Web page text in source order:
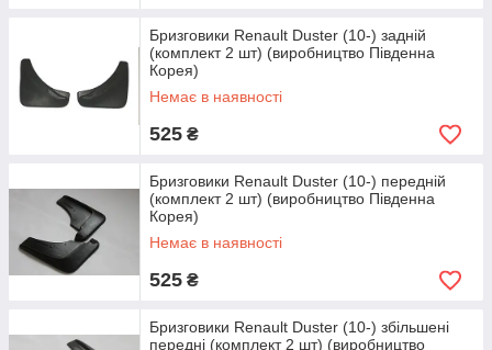
Бризговики Renault Duster (10-) задній
(комплект 2 шт) (виробництво Південна
Корея)
Немає в наявності
525 ₴
Бризговики Renault Duster (10-) передній
(комплект 2 шт) (виробництво Південна
Корея)
Немає в наявності
525 ₴
Бризговики Renault Duster (10-) збільшені
передні (комплект 2 шт) (виробництво